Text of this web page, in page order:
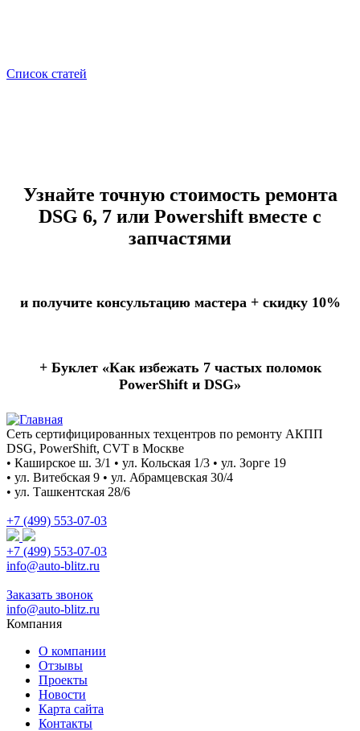
Список статей
Узнайте точную стоимость ремонта
DSG 6, 7 или Powershift вместе с
запчастями
и получите консультацию мастера + скидку 10%
+ Буклет «Как избежать 7 частых поломок
PowerShift и DSG»
Сеть сертифицированных техцентров по ремонту АКПП
DSG, PowerShift, CVT в Москве
• Каширское ш. 3/1 • ул. Кольская 1/3 • ул. Зорге 19
• ул. Витебская 9 • ул. Абрамцевская 30/4
• ул. Ташкентская 28/6
+7 (499) 553-07-03
+7 (499) 553-07-03
info@auto-blitz.ru
Заказать звонок
info@auto-blitz.ru
Компания
О компании
Отзывы
Проекты
Новости
Карта сайта
Контакты